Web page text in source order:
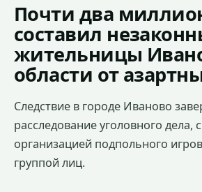
Почти два
составил
жительницы
области от
Следствие в городе Иваново
расследование уголовного дела,
организацией подпольного
группой лиц.